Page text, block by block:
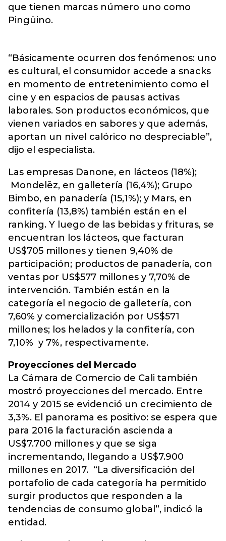
que tienen marcas número uno como
Pingüino.
“Básicamente ocurren dos fenómenos: uno
es cultural, el consumidor accede a snacks
en momento de entretenimiento como el
cine y en espacios de pausas activas
laborales. Son productos económicos, que
vienen variados en sabores y que además,
aportan un nivel calórico no despreciable”,
dijo el especialista.
Las empresas Danone, en lácteos (18%);
Mondelēz, en galletería (16,4%); Grupo
Bimbo, en panadería (15,1%); y Mars, en
confitería (13,8%) también están en el
ranking. Y luego de las bebidas y frituras, se
encuentran los lácteos, que facturan
US$705 millones y tienen 9,40% de
participación; productos de panadería, con
ventas por US$577 millones y 7,70% de
intervención. También están en la
categoría el negocio de galletería, con
7,60% y comercialización por US$571
millones; los helados y la confitería, con
7,10% y 7%, respectivamente.
Proyecciones del Mercado
La Cámara de Comercio de Cali también
mostró proyecciones del mercado. Entre
2014 y 2015 se evidenció un crecimiento de
3,3%. El panorama es positivo: se espera que
para 2016 la facturación ascienda a
US$7.700 millones y que se siga
incrementando, llegando a US$7.900
millones en 2017. “La diversificación del
portafolio de cada categoría ha permitido
surgir productos que responden a la
tendencias de consumo global”, indicó la
entidad.